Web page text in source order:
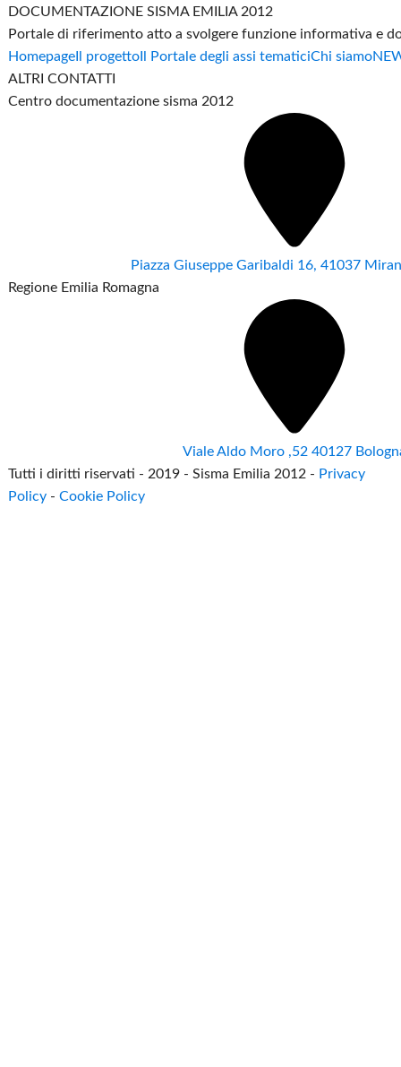
DOCUMENTAZIONE SISMA EMILIA 2012
Portale di riferimento atto a svolgere funzione informativa e
Homepage Il progetto Il Portale degli assi tematiciChi siamo
ALTRI CONTATTI
Centro documentazione sisma 2012
Piazza Giuseppe Garibaldi 16, 41037
Regione Emilia Romagna
Viale Aldo Moro ,52 40127
Tutti i diritti riservati - 2019 - Sisma Emilia 2012 - Privacy
Policy -Cookie Policy